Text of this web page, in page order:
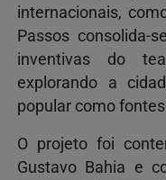
internacionais,
Passos
inventivas do
explorando a
popular como
O projeto foi
Gustavo Bahia e